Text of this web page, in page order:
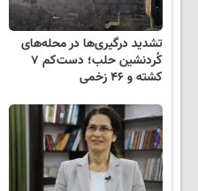
تشدید درگیری‌ها در محله‌های
کُردنشین حلب؛ دست‌کم ۷
کشته و ۴۶ زخمی